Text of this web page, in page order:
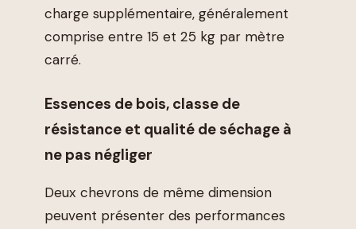
charge supplémentaire, généralement
comprise entre 15 et 25 kg par mètre
carré.
Essences de bois, classe de
résistance et qualité de séchage à
ne pas négliger
Deux chevrons de même dimension
peuvent présenter des performances